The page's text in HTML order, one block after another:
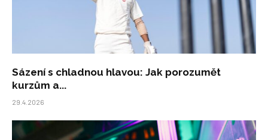
Sázení s chladnou hlavou: Jak porozumět
kurzům a...
29.4.2026